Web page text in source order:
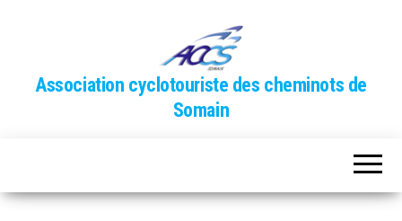
Association cyclotouriste des cheminots de
Somain